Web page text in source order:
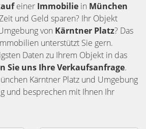
einer Immobilie in München
und Geld sparen? Ihr Objekt
von Kärntner Platz? Das
unterstützt Sie gern.
Daten zu Ihrem Objekt in das
Sie uns Ihre Verkaufsanfrage.
Kärntner Platz und Umgebung
und besprechen mit Ihnen Ihr